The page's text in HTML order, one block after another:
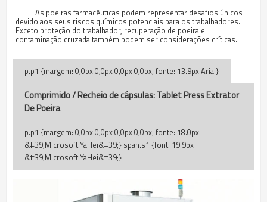
As poeiras farmacêuticas podem representar desafios únicos
devido aos seus riscos químicos potenciais para os trabalhadores.
Exceto proteção do trabalhador, recuperação de poeira e
contaminação cruzada também podem ser considerações críticas.
Comprimido / Recheio de cápsulas: Tablet PressExtrator
De Poeira